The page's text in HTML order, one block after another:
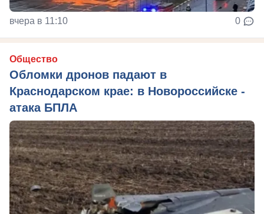
вчера в 11:10 0
Общество
Обломки дронов падают в
Краснодарском крае: в Новороссийске -
атака БПЛА